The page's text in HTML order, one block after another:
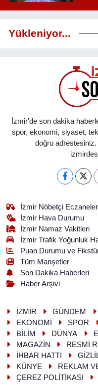
Yükleniyor...
İzmir'de son dakika
spor, ekonomi, siyaset,
doğru
İzmir Nöbetçi Eczaneler
İzmir Hava Durumu
İzmir Namaz Vakitleri
İzmir Trafik Yoğunluk
Puan Durumu ve
Tüm Manşetler
Son Dakika Haberleri
Haber Arşivi
İZMİR GÜNDEM
EKONOMİ
SPOR
BİLİM
DÜNYA
MAGAZİN
RESMİ
İHBAR HATTI
KÜNYE
REKLAM
ÇEREZ POLİTİKASI